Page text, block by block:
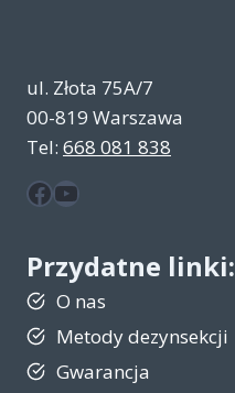
ul. Złota 75A/7
00-819 Warszawa
Tel: 668 081 838
Facebook
YouTube
Przydatne linki:
O nas
Metody dezynsekcji
Gwarancja